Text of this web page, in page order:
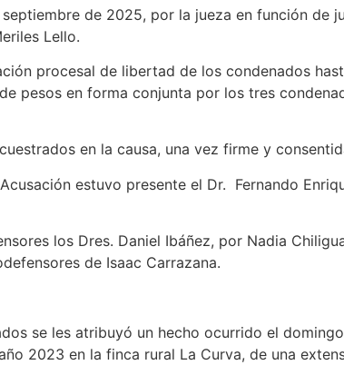
de 2025, por la jueza en función de
Lello.
procesal de libertad de los condenados
pesos en forma conjunta por los tres
en la causa, una vez firme y
estuvo presente el Dr. Fernando
los Dres. Daniel Ibáñez, por Nadia
de Isaac Carrazana.
se les atribuyó un hecho ocurrido el
2023 en la finca rural La Curva, de una